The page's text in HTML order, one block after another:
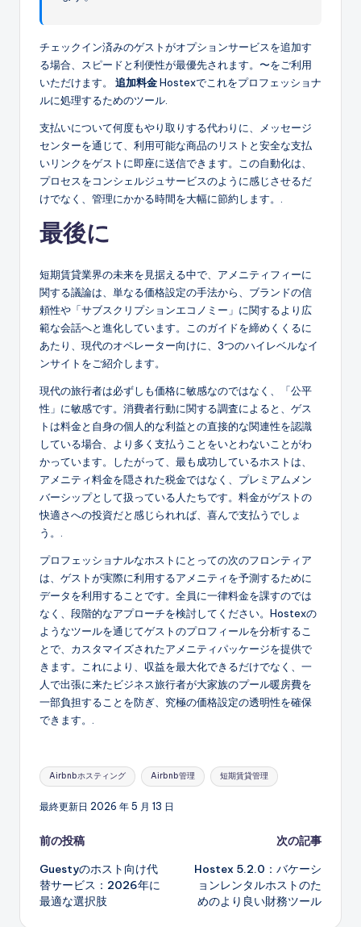
チェックイン済みのゲストがオプションサービスを追加す
る場合、スピードと利便性が最優先されます。〜をご利用
いただけます。 追加料金Hostexでこれをプロフェッショナ
ルに処理するためのツール.
支払いについて何度もやり取りする代わりに、メッセージ
センターを通じて、利用可能な商品のリストと安全な支払
いリンクをゲストに即座に送信できます。この自動化は、
プロセスをコンシェルジュサービスのように感じさせるだ
けでなく、管理にかかる時間を大幅に節約します。.
最後に
短期賃貸業界の未来を見据える中で、アメニティフィーに
関する議論は、単なる価格設定の手法から、ブランドの信
頼性や「サブスクリプションエコノミー」に関するより広
範な会話へと進化しています。このガイドを締めくくるに
あたり、現代のオペレーター向けに、3つのハイレベルなイ
ンサイトをご紹介します。
現代の旅行者は必ずしも価格に敏感なのではなく、「公平
性」に敏感です。消費者行動に関する調査によると、ゲス
トは料金と自身の個人的な利益との直接的な関連性を認識
している場合、より多く支払うことをいとわないことがわ
かっています。したがって、最も成功しているホストは、
アメニティ料金を隠された税金ではなく、プレミアムメン
バーシップとして扱っている人たちです。料金がゲストの
快適さへの投資だと感じられれば、喜んで支払うでしょ
う。.
プロフェッショナルなホストにとっての次のフロンティア
は、ゲストが実際に利用するアメニティを予測するために
データを利用することです。全員に一律料金を課すのでは
なく、段階的なアプローチを検討してください。Hostexの
ようなツールを通じてゲストのプロフィールを分析するこ
とで、カスタマイズされたアメニティパッケージを提供で
きます。これにより、収益を最大化できるだけでなく、一
人で出張に来たビジネス旅行者が大家族のプール暖房費を
一部負担することを防ぎ、究極の価格設定の透明性を確保
できます。.
タ
グ:
Airbnbホスティング Airbnb管理 短期賃貸管理
最終更新日 2026 年 5 月 13 日
投
稿
ナ
前の投稿
Guestyのホスト向け代
替サービス：2026年に
最適な選択肢
次の記事
Hostex 5.2.0：バケーシ
ョンレンタルホストのた
めのより良い財務ツール